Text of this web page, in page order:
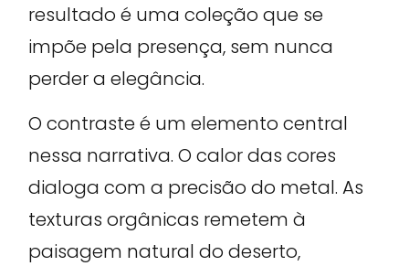
resultado é uma coleção que se
impõe pela presença, sem nunca
perder a elegância.
O contraste é um elemento central
nessa narrativa. O calor das cores
dialoga com a precisão do metal. As
texturas orgânicas remetem à
paisagem natural do deserto,